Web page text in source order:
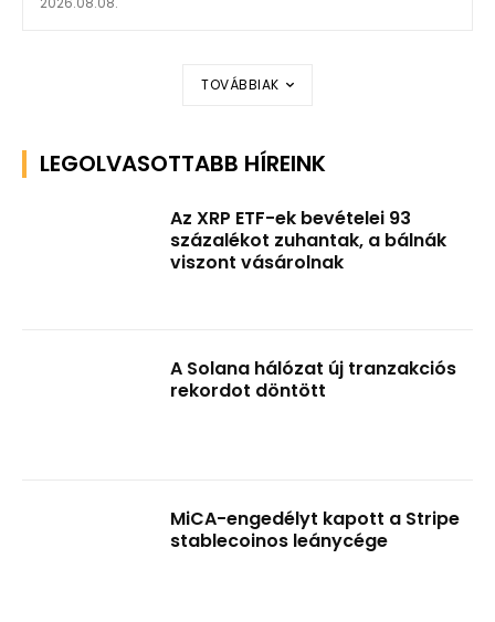
TOVÁBBIAK
LEGOLVASOTTABB HÍREINK
Az XRP ETF-ek bevételei 93
százalékot zuhantak, a bálnák
viszont vásárolnak
A Solana hálózat új tranzakciós
rekordot döntött
MiCA-engedélyt kapott a Stripe
stablecoinos leánycége